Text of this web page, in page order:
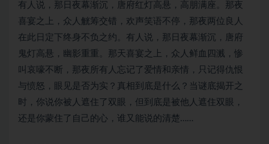
有人说，那日夜幕渐沉，唐府红灯高悬，高朋满座。那夜
喜宴之上，众人觥筹交错，欢声笑语不停，那夜两位良人
在此日定下终身不负之约。有人说，那日夜幕渐沉，唐府
鬼灯高悬，幽影重重。那天喜宴之上，众人鲜血四溅，惨
叫哀嚎不断，那夜所有人忘记了爱情和亲情，只记得仇恨
与愤怒，眼见是否为实？真相到底是什么？当谜底揭开之
时，你说你被人遮住了双眼，但到底是被他人遮住双眼，
还是你蒙住了自己的心，谁又能说的清楚……